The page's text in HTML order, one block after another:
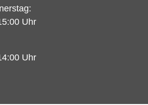
Uhr
Uhr